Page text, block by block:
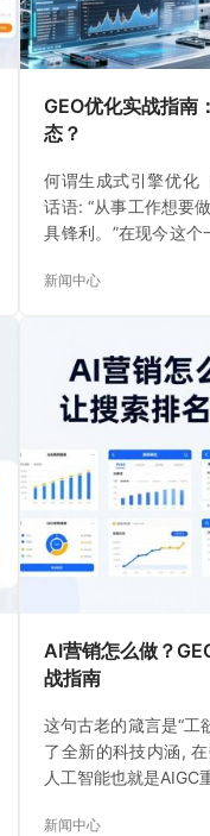
GEO优化实战指南
态？
何谓生成式引擎优化
话语: “从事工作想要
具锋利。”在现今这
新闻中心
AI营销怎么做？
战指南
这句古老的箴言是“工
了全新的科技内涵,
人工智能也就是AIGC
新闻中心